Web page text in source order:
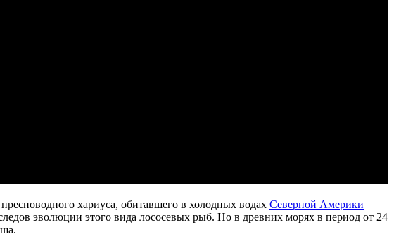
хариуса, обитавшего в холодных водах Северной Америки
эволюции этого вида лососевых рыб. Но в древних морях в период от 24